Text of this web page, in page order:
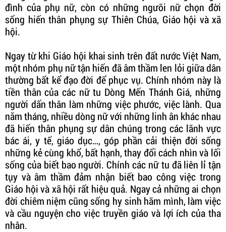
đình của phụ nữ, còn có những ngưỡi nữ chọn đời
sống hiến thân phụng sự Thiên Chúa, Giáo hội và xã
hội.
Ngay từ khi Giáo hội khai sinh trên đất nước Việt Nam,
một nhóm phụ nữ tận hiến đã âm thầm len lỏi giữa dân
thường bất kể đạo đời để phục vụ. Chính nhóm này là
tiền thân của các nữ tu Dòng Mến Thánh Giá, những
người dấn thân làm những việc phước, việc lành. Qua
năm tháng, nhiều dòng nữ với những linh ân khác nhau
đã hiến thân phụng sự dân chúng trong các lãnh vực
bác ái, y tế, giáo dục…, góp phần cải thiện đời sống
những kẻ cùng khổ, bất hạnh, thay đổi cách nhìn và lối
sống của biết bao người. Chính các nữ tu đã liên lỉ tận
tụy và âm thầm đảm nhận biết bao công việc trong
Giáo hội và xã hội rất hiệu quả. Ngay cả những ai chọn
đời chiêm niệm cũng sống hy sinh hãm mình, làm việc
và cầu nguyện cho việc truyền giáo và lợi ích của tha
nhân.